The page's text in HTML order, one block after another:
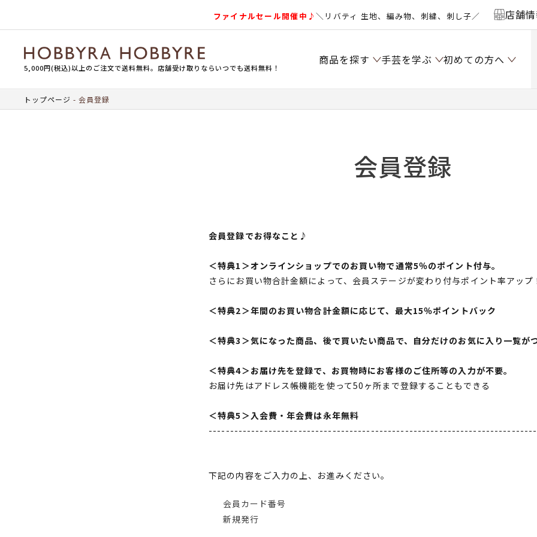
ファイナルセール開催中♪＼リバティ 生地、編み物、刺繍、刺し子／ 店舗
5,000円(税込)以上のご注文で送料無料。店舗受け取りならいつでも送料無料！
商品を探す 手芸を学ぶ 初めての方へ
トップページ 会員登録
会員登録
会員登録でお得なこと♪
＜特典1＞オンラインショップでのお買い物で通常5％のポイント付与。
さらにお買い物合計金額によって、会員ステージが変わり付与ポイント率アップ
＜特典2＞年間のお買い物合計金額に応じて、最大15％ポイントバック
＜特典3＞気になった商品、後で買いたい商品で、自分だけのお気に入り一覧が
＜特典4＞お届け先を登録で、お買物時にお客様のご住所等の入力が不要。
お届け先はアドレス帳機能を使って50ヶ所まで登録することもできる
＜特典5＞入会費・年会費は永年無料
下記の内容をご入力の上、お進みください。
会員カード番号
新規発行